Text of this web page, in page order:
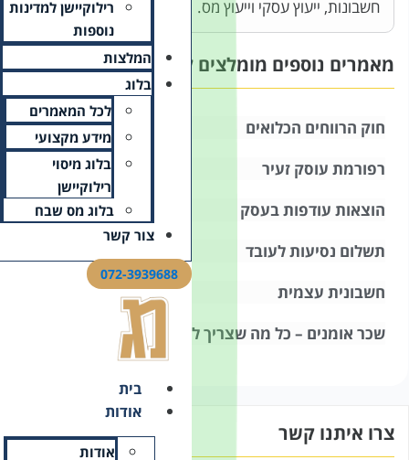
רילוקיישן למדינות
נוספות
המלצות
בלוג
מידע מקצועי
בלוג מיסוי
בלוג מס שבח
עבורך: